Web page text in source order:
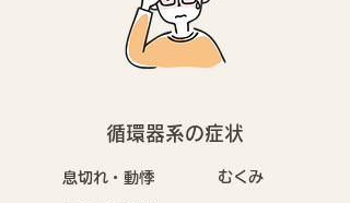
循環器系の症状
息切れ・動悸 むくみ